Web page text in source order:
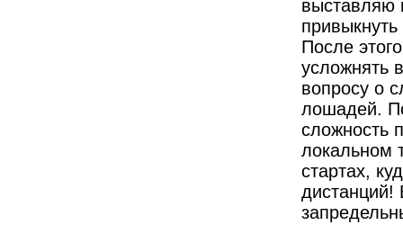
выставляю
После
усложнять
вопросу о
лошадей.
сложность
локальном
стартах,